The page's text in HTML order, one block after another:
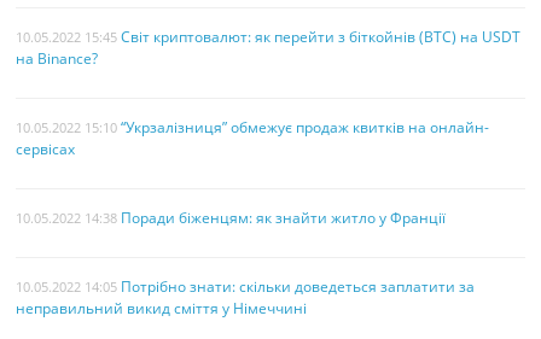
10.05.2022 15:45 Світ криптовалют: як перейти з біткойнів (BTC) на USDT
на Binance?
10.05.2022 15:10 “Укрзалізниця” обмежує продаж квитків на онлайн-
сервісах
10.05.2022 14:38 Поради біженцям: як знайти житло у Франції
10.05.2022 14:05 Потрібно знати: скільки доведеться заплатити за
неправильний викид сміття у Німеччині